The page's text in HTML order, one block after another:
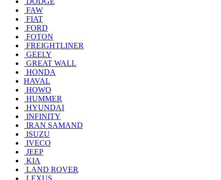
FAW
FIAT
FORD
FOTON
FREIGHTLINER
GEELY
GREAT WALL
HONDA
HAVAL
HOWO
HUMMER
HYUNDAI
INFINITY
IRAN SAMAND
ISUZU
IVECO
JEEP
KIA
LAND ROVER
LEXUS